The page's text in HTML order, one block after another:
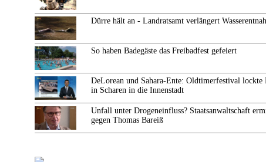
Dürre hält an - Landratsamt verlängert
So haben Badegäste das Freibadfest gefeiert
DeLorean und Sahara-Ente: Oldtimerfestival lockte
in Scharen in die Innenstadt
Unfall unter Drogeneinfluss? Staatsanwaltschaft
gegen Thomas Bareiß